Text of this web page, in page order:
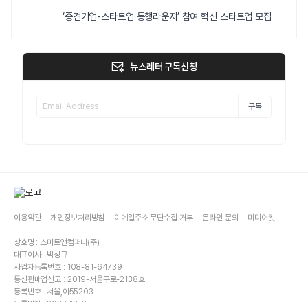
‘중견기업-스타트업 동행라운지’ 참여 혁신 스타트업 모집
뉴스레터 구독신청
구독
이용약관 개인정보처리방침 이메일주소 무단수집 거부 온라인 문의 미디어킷
상호명 : 스마트앤컴퍼니(주)
대표이사 : 박성규
사업자등록번호 : 108-81-64739
통신판매업신고 : 2019-서울구로-2138호
등록번호 : 서울,아55203